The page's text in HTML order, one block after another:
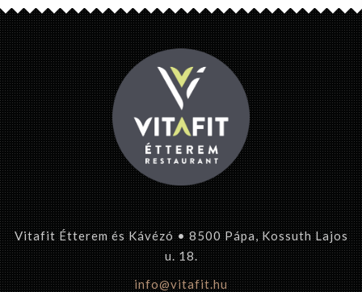
Vitafit Étterem és Kávézó • 8500 Pápa, Kossuth Lajos
u. 18.
info@vitafit.hu